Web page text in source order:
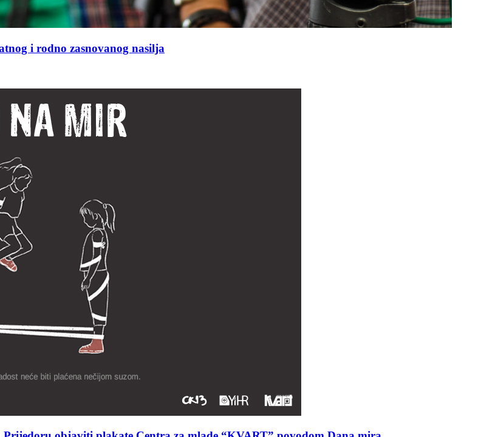
i rodno zasnovanog nasilja